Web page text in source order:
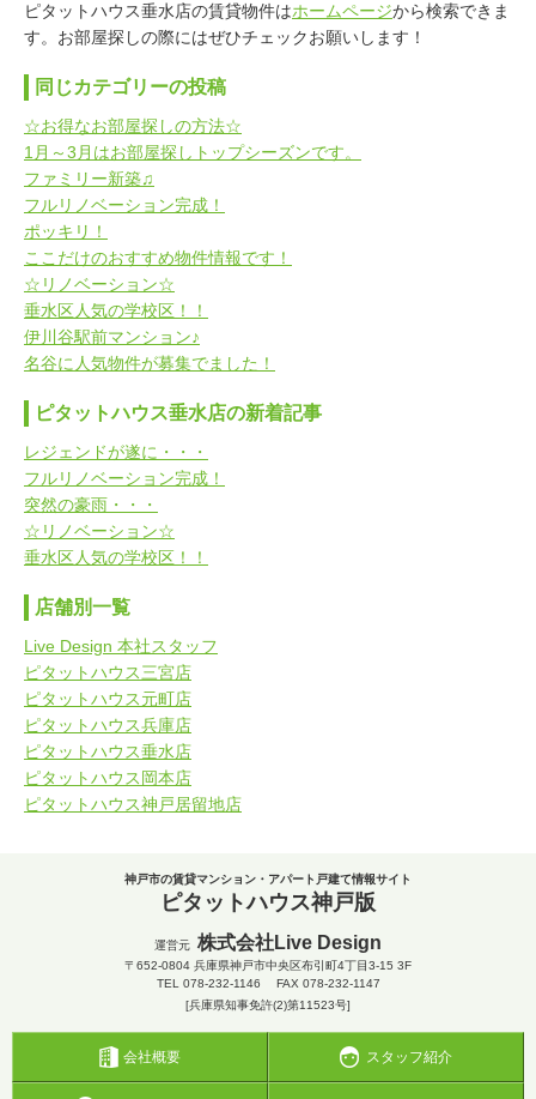
ピタットハウス垂水店の賃貸物件はホームページから検索できま
す。お部屋探しの際にはぜひチェックお願いします！
同じカテゴリーの投稿
☆お得なお部屋探しの方法☆
1月～3月はお部屋探しトップシーズンです。
ファミリー新築♫
フルリノベーション完成！
ポッキリ！
ここだけのおすすめ物件情報です！
☆リノベーション☆
垂水区人気の学校区！！
伊川谷駅前マンション♪
名谷に人気物件が募集でました！
ピタットハウス垂水店の新着記事
レジェンドが遂に・・・
フルリノベーション完成！
突然の豪雨・・・
☆リノベーション☆
垂水区人気の学校区！！
店舗別一覧
Live Design 本社スタッフ
ピタットハウス三宮店
ピタットハウス元町店
ピタットハウス兵庫店
ピタットハウス垂水店
ピタットハウス岡本店
ピタットハウス神戸居留地店
神戸市の賃貸マンション・アパート戸建て情報サイト
ピタットハウス神戸版
運営元 株式会社Live Design
〒652-0804 兵庫県神戸市中央区布引町4丁目3-15 3F
TEL 078-232-1146
FAX 078-232-1147
[兵庫県知事免許(2)第11523号]
会社概要 スタッフ紹介